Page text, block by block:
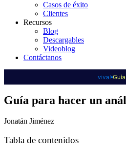
Casos de éxito
Clientes
Recursos
Blog
Descargables
Videoblog
Contáctanos
viva!
Guía para hacer un
Jonatán Jiménez
Tabla de contenidos